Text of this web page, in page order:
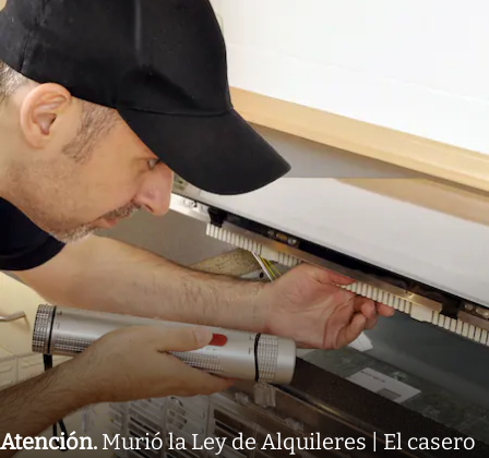
Atención. Murió la Ley de Alquileres | El casero